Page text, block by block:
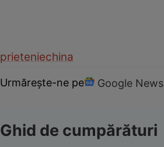
prieteniechina
Urmărește-ne pe Google News
Ghid de cumpărături